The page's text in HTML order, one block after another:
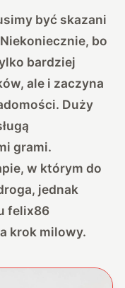
być skazani
bo
bardziej
ale i zaczyna
Duży
grami.
w którym do
jednak
felix86
krok milowy.